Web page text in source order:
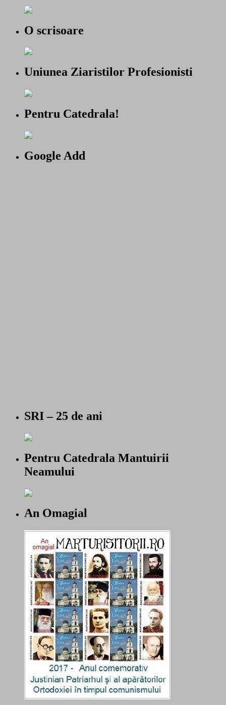
O scrisoare
Uniunea Ziaristilor Profesionisti
Pentru Catedrala!
Google Add
SRI – 25 de ani
Pentru Catedrala Mantuirii
Neamului
An Omagial